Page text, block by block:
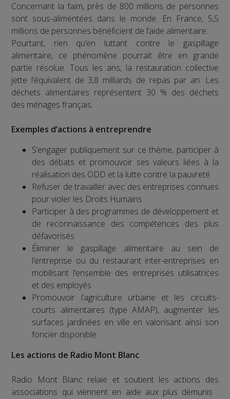
Concernant la faim, près de 800 millions de personnes
sont sous-alimentées dans le monde. En France, 5,5
millions de personnes bénéficient de l’aide alimentaire.
Pourtant, rien qu’en luttant contre le gaspillage
alimentaire, ce phénomène pourrait être en grande
partie résolue. Tous les ans, la restauration collective
jette l’équivalent de 3,8 milliards de repas par an. Les
déchets alimentaires représentent 30 % des déchets
des ménages français.
Exemples d’actions à entreprendre
S’engager publiquement sur ce thème, participer à
des débats et promouvoir ses valeurs liées à la
réalisation des ODD et la lutte contre la pauvreté
Refuser de travailler avec des entreprises connues
pour violer les Droits Humains
Participer à des programmes de développement et
de reconnaissance des compétences des plus
défavorisés
Éliminer le gaspillage alimentaire au sein de
l’entreprise ou du restaurant inter-entreprises en
mobilisant l’ensemble des entreprises utilisatrices
et des employés
Promouvoir l’agriculture urbaine et les circuits-
courts alimentaires (type AMAP), augmenter les
surfaces jardinées en ville en valorisant ainsi son
foncier disponible
Les actions de Radio Mont Blanc
Radio Mont Blanc relaie et soutient les actions des
associations qui viennent en aide aux plus démunis :